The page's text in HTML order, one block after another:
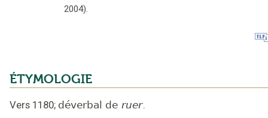
2004).
ÉTYMOLOGIE
Vers 1180; déverbal de ruer.